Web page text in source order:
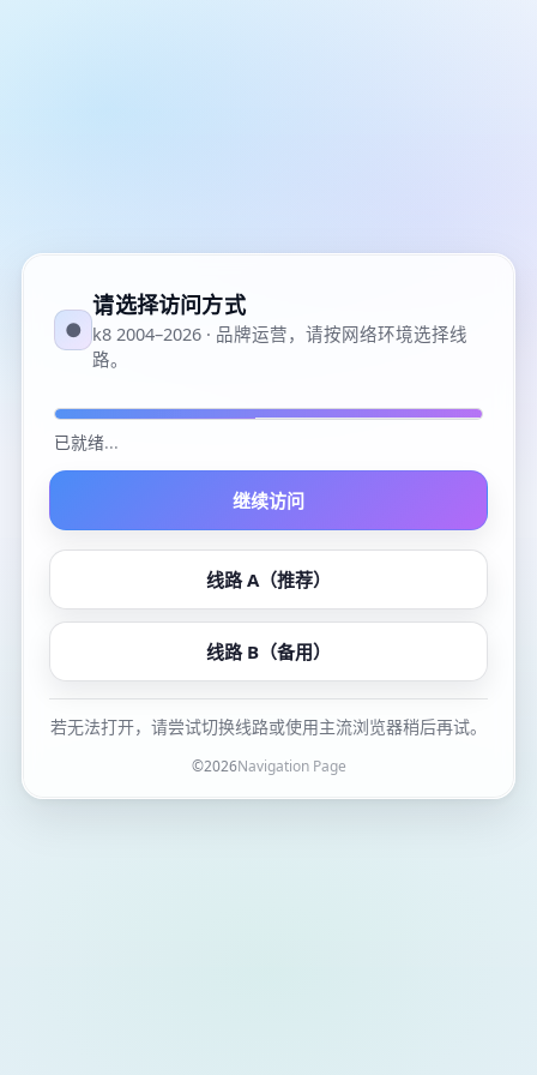
●
请选择访问方式
k8 2004–2026 · 品牌运营，请按网络环境选择线
路。
已就绪...
继续访问
线路 A（推荐）
线路 B（备用）
若无法打开，请尝试切换线路或使用主流浏览器稍后再试。
©2026Navigation Page